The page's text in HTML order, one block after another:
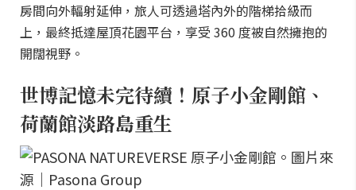
房間向外輻射延伸，旅人可透過塔內外的階梯拾級而
上，最終抵達屋頂花園平台，享受 360 度被自然擁抱的
開闊視野。
世博記憶未完待續！原子小金剛館、
荷蘭館淡路島重生